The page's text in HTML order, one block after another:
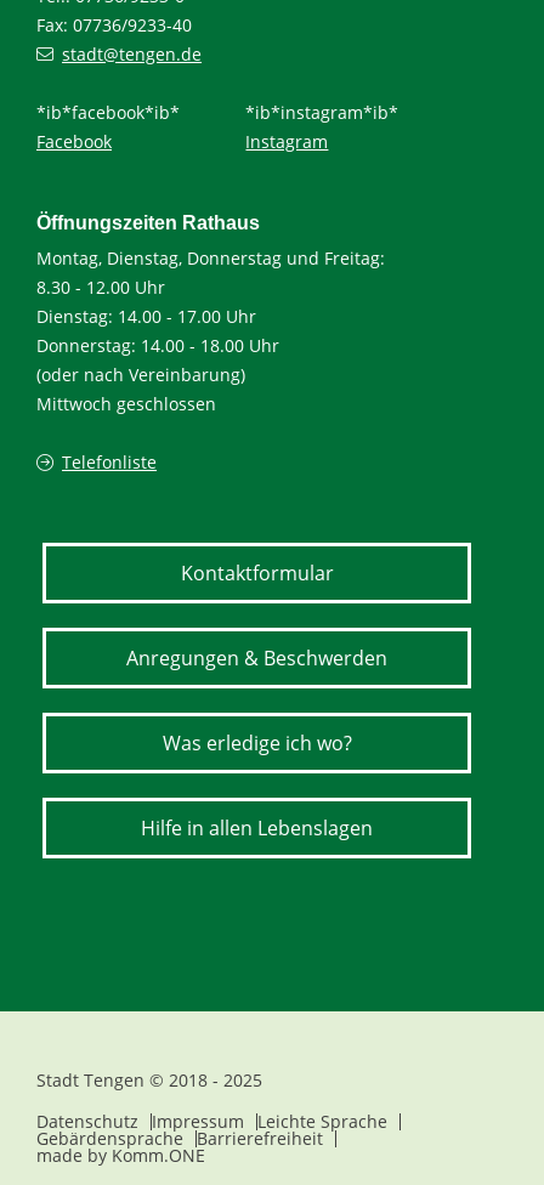
Fax: 07736/9233-40
stadt@tengen.de
*ib*facebook*ib*
Facebook
*ib*instagram*ib*
Instagram
Öffnungszeiten Rathaus
Montag, Dienstag, Donnerstag und Freitag:
8.30 - 12.00 Uhr
Dienstag: 14.00 - 17.00 Uhr
Donnerstag: 14.00 - 18.00 Uhr
(oder nach Vereinbarung)
Mittwoch geschlossen
Telefonliste
Kontaktformular
Anregungen & Beschwerden
Was erledige ich wo?
Hilfe in allen Lebenslagen
Stadt Tengen © 2018 - 2025
Datenschutz
Impressum Leichte Sprache
Gebärdensprache Barrierefreiheit
made by Komm.ONE